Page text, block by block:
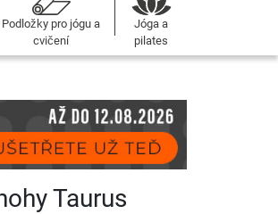
Podložky pro jógu a
cvičení
Jóga a
pilates
Taurus